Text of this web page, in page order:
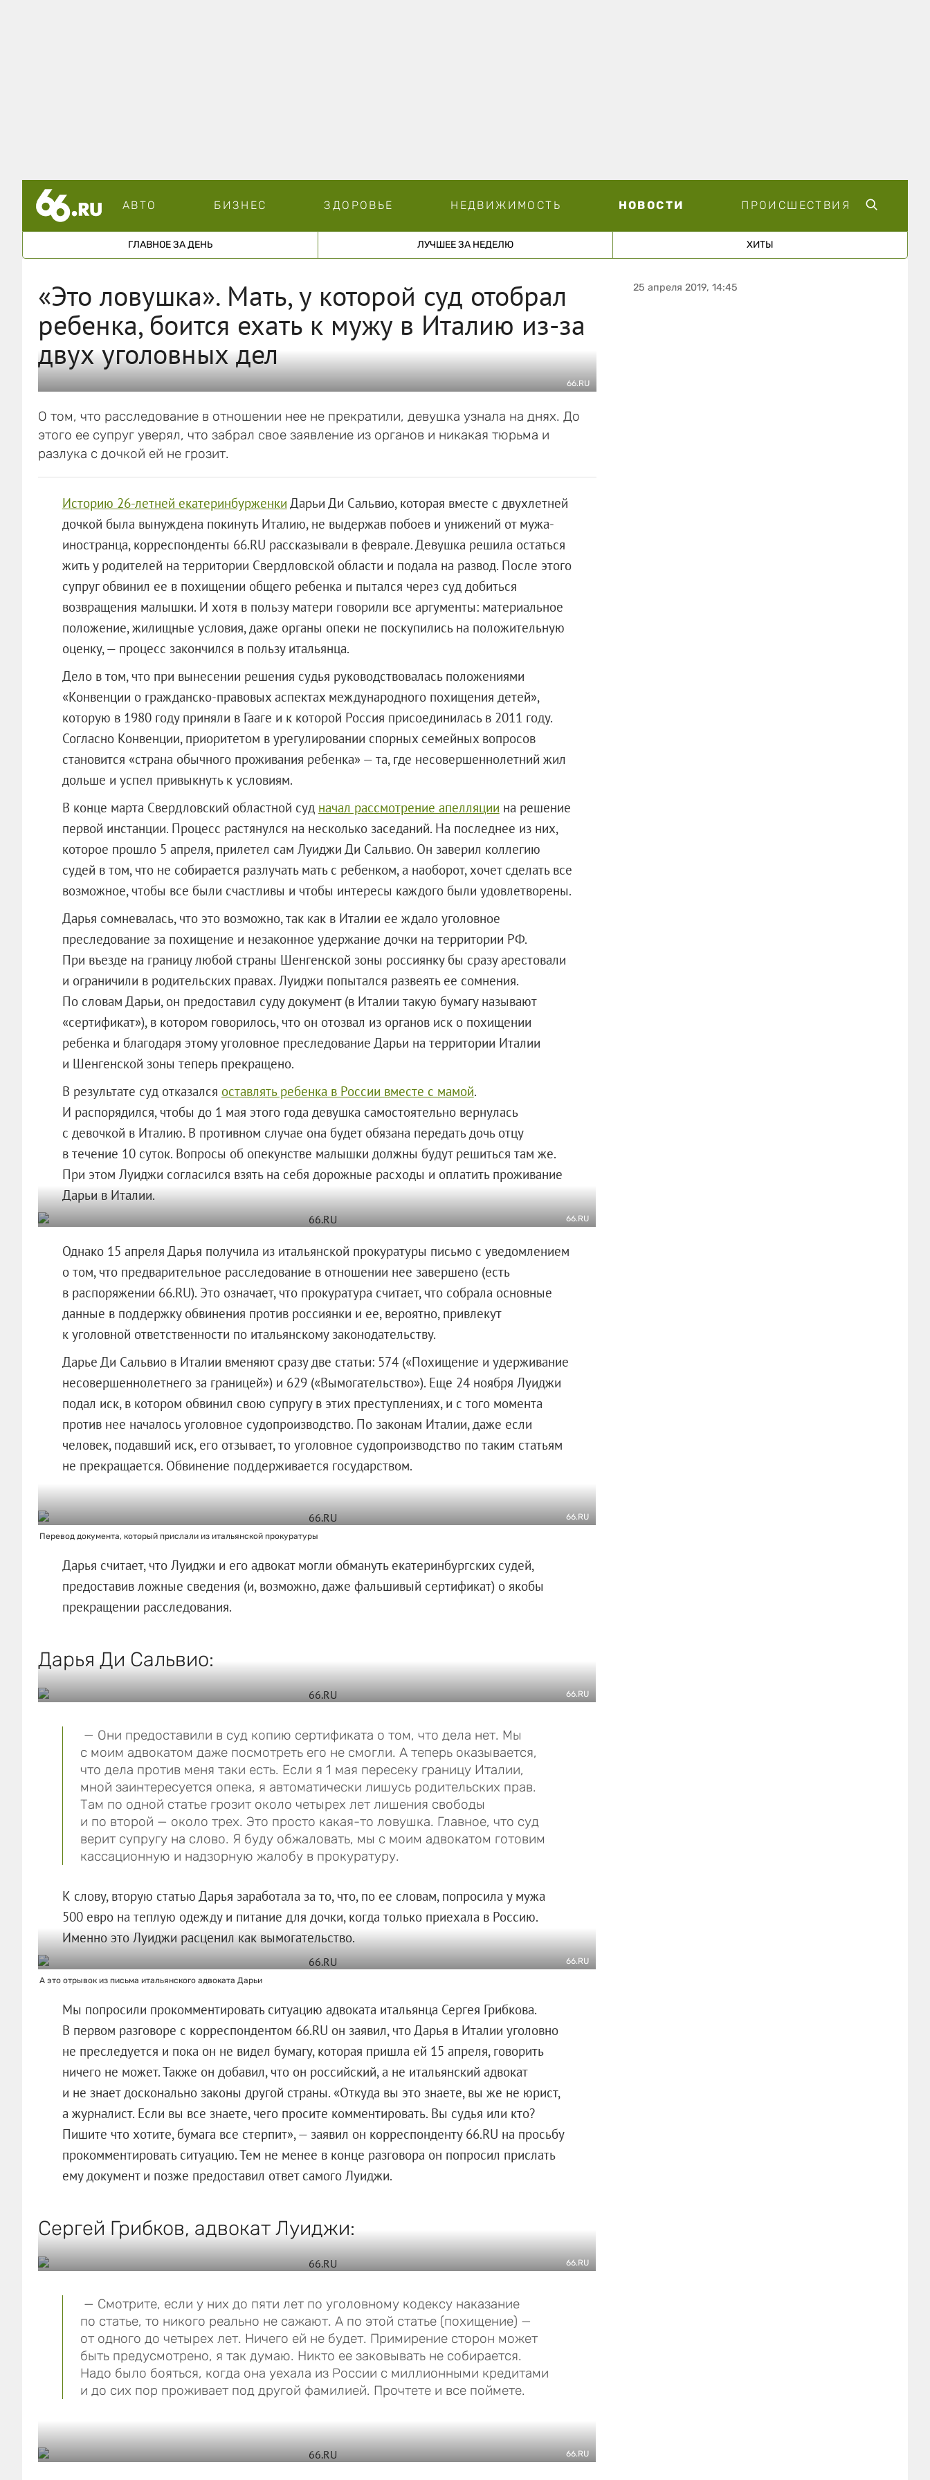
АВТО БИЗНЕС ЗДОРОВЬЕ НЕДВИЖИМОСТЬ НОВОСТИ ПРОИСШЕСТВИЯ
ГЛАВНОЕ ЗА ДЕНЬ ЛУЧШЕЕ ЗА НЕДЕЛЮ ХИТЫ
«Это ловушка». Мать, у которой суд отобрал
ребенка, боится ехать к мужу в Италию из-за
двух уголовных дел
66.RU
О том, что расследование в отношении нее не прекратили, девушка узнала на днях. До
этого ее супруг уверял, что забрал свое заявление из органов и никакая тюрьма и
разлука с дочкой ей не грозит.
Историю 26-летней екатеринбурженки Дарьи Ди Сальвио, которая вместе с двухлетней
дочкой была вынуждена покинуть Италию, не выдержав побоев и унижений от мужа-
иностранца, корреспонденты 66.RU рассказывали в феврале. Девушка решила остаться
жить у родителей на территории Свердловской области и подала на развод. После этого
супруг обвинил ее в похищении общего ребенка и пытался через суд добиться
возвращения малышки. И хотя в пользу матери говорили все аргументы: материальное
положение, жилищные условия, даже органы опеки не поскупились на положительную
оценку, — процесс закончился в пользу итальянца.
Дело в том, что при вынесении решения судья руководствовалась положениями
«Конвенции о гражданско-правовых аспектах международного похищения детей»,
которую в 1980 году приняли в Гааге и к которой Россия присоединилась в 2011 году.
Согласно Конвенции, приоритетом в урегулировании спорных семейных вопросов
становится «страна обычного проживания ребенка» — та, где несовершеннолетний жил
дольше и успел привыкнуть к условиям.
В конце марта Свердловский областной суд начал рассмотрение апелляции на решение
первой инстанции. Процесс растянулся на несколько заседаний. На последнее из них,
которое прошло 5 апреля, прилетел сам Луиджи Ди Сальвио. Он заверил коллегию
судей в том, что не собирается разлучать мать с ребенком, а наоборот, хочет сделать все
возможное, чтобы все были счастливы и чтобы интересы каждого были удовлетворены.
Дарья сомневалась, что это возможно, так как в Италии ее ждало уголовное
преследование за похищение и незаконное удержание дочки на территории РФ.
При въезде на границу любой страны Шенгенской зоны россиянку бы сразу арестовали
и ограничили в родительских правах. Луиджи попытался развеять ее сомнения.
По словам Дарьи, он предоставил суду документ (в Италии такую бумагу называют
«сертификат»), в котором говорилось, что он отозвал из органов иск о похищении
ребенка и благодаря этому уголовное преследование Дарьи на территории Италии
и Шенгенской зоны теперь прекращено.
В результате суд отказался оставлять ребенка в России вместе с мамой.
И распорядился, чтобы до 1 мая этого года девушка самостоятельно вернулась
с девочкой в Италию. В противном случае она будет обязана передать дочь отцу
в течение 10 суток. Вопросы об опекунстве малышки должны будут решиться там же.
При этом Луиджи согласился взять на себя дорожные расходы и оплатить проживание
Дарьи в Италии.
66.RU
Однако 15 апреля Дарья получила из итальянской прокуратуры письмо с уведомлением
о том, что предварительное расследование в отношении нее завершено (есть
в распоряжении 66.RU). Это означает, что прокуратура считает, что собрала основные
данные в поддержку обвинения против россиянки и ее, вероятно, привлекут
к уголовной ответственности по итальянскому законодательству.
Дарье Ди Сальвио в Италии вменяют сразу две статьи: 574 («Похищение и удерживание
несовершеннолетнего за границей») и 629 («Вымогательство»). Еще 24 ноября Луиджи
подал иск, в котором обвинил свою супругу в этих преступлениях, и с того момента
против нее началось уголовное судопроизводство. По законам Италии, даже если
человек, подавший иск, его отзывает, то уголовное судопроизводство по таким статьям
не прекращается. Обвинение поддерживается государством.
66.RU
Перевод документа, который прислали из итальянской прокуратуры
Дарья считает, что Луиджи и его адвокат могли обмануть екатеринбургских судей,
предоставив ложные сведения (и, возможно, даже фальшивый сертификат) о якобы
прекращении расследования.
Дарья Ди Сальвио:
66.RU
— Они предоставили в суд копию сертификата о том, что дела нет. Мы
с моим адвокатом даже посмотреть его не смогли. А теперь оказывается,
что дела против меня таки есть. Если я 1 мая пересеку границу Италии,
мной заинтересуется опека, я автоматически лишусь родительских прав.
Там по одной статье грозит около четырех лет лишения свободы
и по второй — около трех. Это просто какая-то ловушка. Главное, что суд
верит супругу на слово. Я буду обжаловать, мы с моим адвокатом готовим
кассационную и надзорную жалобу в прокуратуру.
К слову, вторую статью Дарья заработала за то, что, по ее словам, попросила у мужа
500 евро на теплую одежду и питание для дочки, когда только приехала в Россию.
Именно это Луиджи расценил как вымогательство.
66.RU
А это отрывок из письма итальянского адвоката Дарьи
Мы попросили прокомментировать ситуацию адвоката итальянца Сергея Грибкова.
В первом разговоре с корреспондентом 66.RU он заявил, что Дарья в Италии уголовно
не преследуется и пока он не видел бумагу, которая пришла ей 15 апреля, говорить
ничего не может. Также он добавил, что он российский, а не итальянский адвокат
и не знает досконально законы другой страны. «Откуда вы это знаете, вы же не юрист,
а журналист. Если вы все знаете, чего просите комментировать. Вы судья или кто?
Пишите что хотите, бумага все стерпит», — заявил он корреспонденту 66.RU на просьбу
прокомментировать ситуацию. Тем не менее в конце разговора он попросил прислать
ему документ и позже предоставил ответ самого Луиджи.
Сергей Грибков, адвокат Луиджи:
66.RU
— Смотрите, если у них до пяти лет по уголовному кодексу наказание
по статье, то никого реально не сажают. А по этой статье (похищение) —
от одного до четырех лет. Ничего ей не будет. Примирение сторон может
быть предусмотрено, я так думаю. Никто ее заковывать не собирается.
Надо было бояться, когда она уехала из России с миллионными кредитами
и до сих пор проживает под другой фамилией. Прочтете и все поймете.
66.RU
25 апреля 2019, 14:45